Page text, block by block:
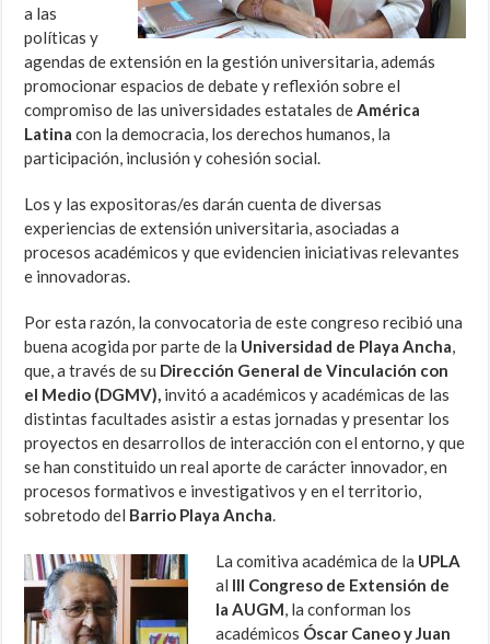
a las
políticas y
agendas de extensión en la gestión universitaria, además
promocionar espacios de debate y reflexión sobre el
compromiso de las universidades estatales deAmérica
Latina con la democracia, los derechos humanos, la
participación, inclusión y cohesión social.
Los y las expositoras/es darán cuenta de diversas
experiencias de extensión universitaria, asociadas a
procesos académicos y que evidencien iniciativas relevantes
e innovadoras.
Por esta razón, la convocatoria de este congreso recibió una
buena acogida por parte de la Universidad de Playa Ancha,
que, a través de su Dirección General de Vinculación con
el Medio (DGMV), invitó a académicos y académicas de las
distintas facultades asistir a estas jornadas y presentar los
proyectos en desarrollos de interacción con el entorno, y que
se han constituido un real aporte de carácter innovador, en
procesos formativos e investigativos y en el territorio,
sobretodo del Barrio Playa Ancha.
La comitiva académica de la UPLA
al III Congreso de Extensión de
la AUGM, la conforman los
académicos Óscar Caneo y Juan